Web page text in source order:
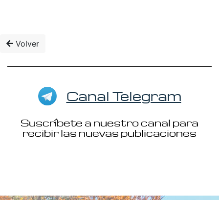
Volver
Canal Telegram
Suscríbete a nuestro canal para
recibir las nuevas publicaciones